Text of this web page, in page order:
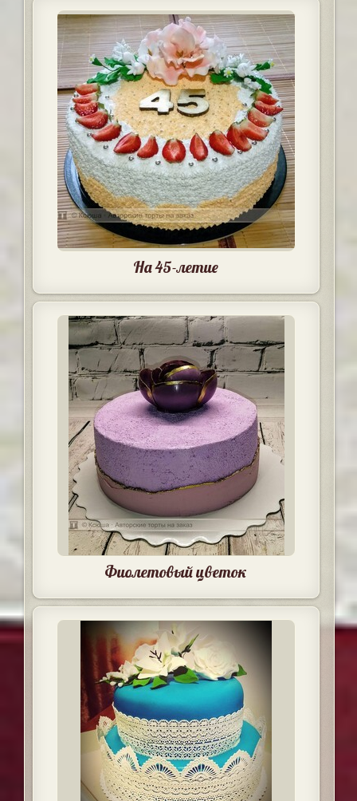
На 45-летие
Фиолетовый цветок